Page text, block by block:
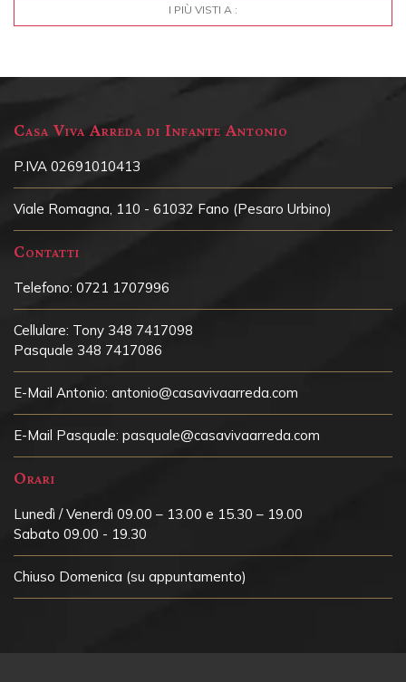
I PIÙ VISTI A :
Casa Viva Arreda di Infante Antonio
P.IVA 02691010413
Viale Romagna, 110 - 61032 Fano (Pesaro Urbino)
Contatti
Telefono: 0721 1707996
Cellulare: Tony 348 7417098
Pasquale 348 7417086
E-Mail Antonio: antonio@casavivaarreda.com
E-Mail Pasquale: pasquale@casavivaarreda.com
Orari
Lunedì / Venerdì 09.00 – 13.00 e 15.30 – 19.00
Sabato 09.00 - 19.30
Chiuso Domenica (su appuntamento)